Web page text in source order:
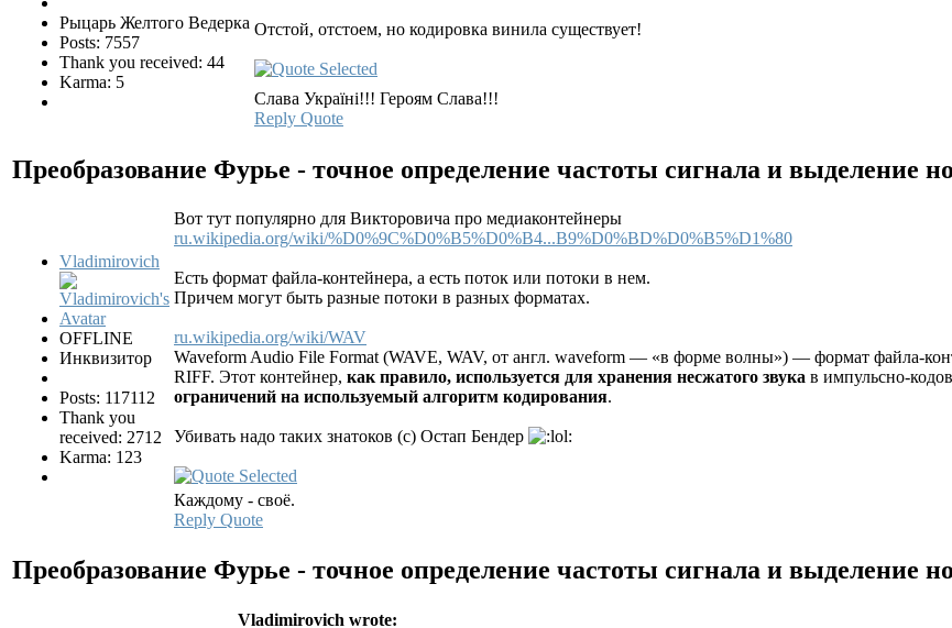
Рыцарь Желтого Ведерка
Posts: 7557
Thank you received: 44
Karma: 5
Отстой, отстоем, но кодировка винила существует!
Слава Україні!!! Героям Слава!!!
Reply Quote
Преобразование Фурье - точное определение частоты сигнала и выделение
Vladimirovich
OFFLINE
Инквизитор
Posts: 117112
Thank you
received: 2712
Karma: 123
Вот тут популярно для Викторовича про медиаконтейнеры
ru.wikipedia.org/wiki/%D0%9C%D0%B5%D0%B4...B9%D0%BD%D0%B5%D1%80
Есть формат файла-контейнера, а есть поток или потоки в нем.
Причем могут быть разные потоки в разных форматах.
ru.wikipedia.org/wiki/WAV
Waveform Audio File Format (WAVE, WAV, от англ. waveform — «в форме волны») — формат файла-
RIFF. Этот контейнер, как правило, используется для хранения несжатого звука в импульсно-
ограничений на используемый алгоритм кодирования.
Убивать надо таких знатоков (с) Остап Бендер
Каждому - своё.
Reply Quote
Преобразование Фурье - точное определение частоты сигнала и выделение
Vladimirovich wrote: